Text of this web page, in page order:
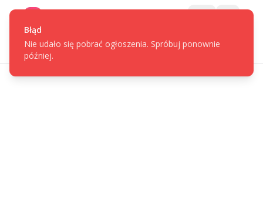
Błąd
Nie udało się pobrać ogłoszenia. Spróbuj ponownie
później.